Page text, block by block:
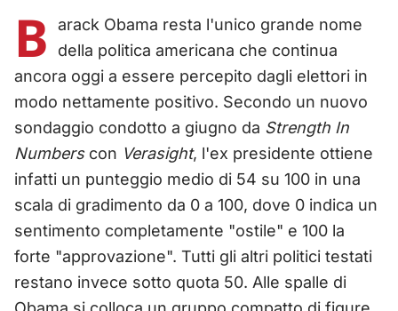
B
arack Obama resta l'unico grande nome
della politica americana che continua
ancora oggi a essere percepito dagli elettori in
modo nettamente positivo. Secondo un nuovo
sondaggio condotto a giugno da Strength In
Numberscon Verasight, l'ex presidente ottiene
infatti un punteggio medio di 54 su 100 in una
scala di gradimento da 0 a 100, dove 0 indica un
sentimento completamente "ostile" e 100 la
forte "approvazione". Tutti gli altri politici testati
restano invece sotto quota 50. Alle spalle di